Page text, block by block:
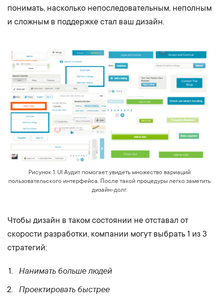
понимать, насколько непоследовательным, неполным
и сложным в поддержке стал ваш дизайн.
Рисунок 1. UI Аудит помогает увидеть множество вариаций
пользовательского интерфейса. После такой процедуры легко заметить
дизайн-долг.
Чтобы дизайн в таком состоянии не отставал от
скорости разработки, компании могут выбрать 1 из 3
стратегий:
Нанимать больше людей
Проектировать быстрее